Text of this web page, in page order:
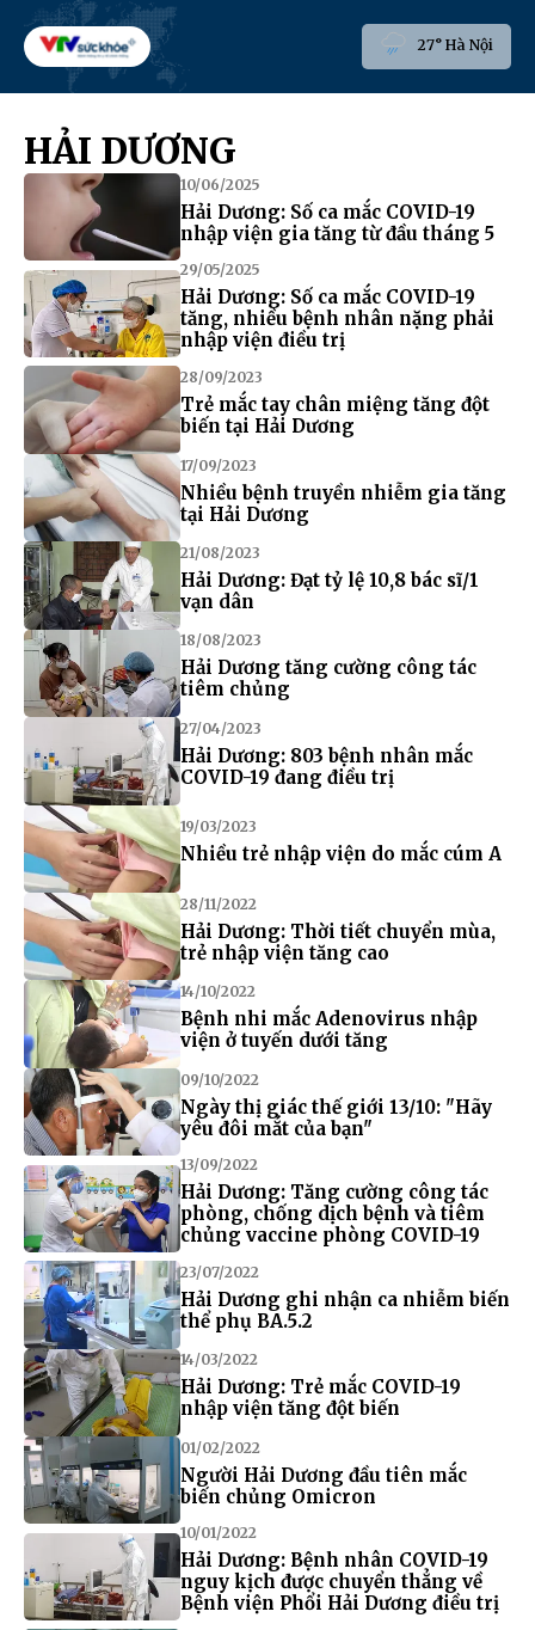
27° Hà Nội
HẢI DƯƠNG
10/06/2025
Hải Dương: Số ca mắc COVID-19
nhập viện gia tăng từ đầu tháng 5
29/05/2025
Hải Dương: Số ca mắc COVID-19
tăng, nhiều bệnh nhân nặng phải
nhập viện điều trị
28/09/2023
Trẻ mắc tay chân miệng tăng đột
biến tại Hải Dương
17/09/2023
Nhiều bệnh truyền nhiễm gia tăng
tại Hải Dương
21/08/2023
Hải Dương: Đạt tỷ lệ 10,8 bác sĩ/1
vạn dân
18/08/2023
Hải Dương tăng cường công tác
tiêm chủng
27/04/2023
Hải Dương: 803 bệnh nhân mắc
COVID-19 đang điều trị
19/03/2023
Nhiều trẻ nhập viện do mắc cúm A
28/11/2022
Hải Dương: Thời tiết chuyển mùa,
trẻ nhập viện tăng cao
14/10/2022
Bệnh nhi mắc Adenovirus nhập
viện ở tuyến dưới tăng
09/10/2022
Ngày thị giác thế giới 13/10: "Hãy
yêu đôi mắt của bạn"
13/09/2022
Hải Dương: Tăng cường công tác
phòng, chống dịch bệnh và tiêm
chủng vaccine phòng COVID-19
23/07/2022
Hải Dương ghi nhận ca nhiễm biến
thể phụ BA.5.2
14/03/2022
Hải Dương: Trẻ mắc COVID-19
nhập viện tăng đột biến
01/02/2022
Người Hải Dương đầu tiên mắc
biến chủng Omicron
10/01/2022
Hải Dương: Bệnh nhân COVID-19
nguy kịch được chuyển thẳng về
Bệnh viện Phổi Hải Dương điều trị